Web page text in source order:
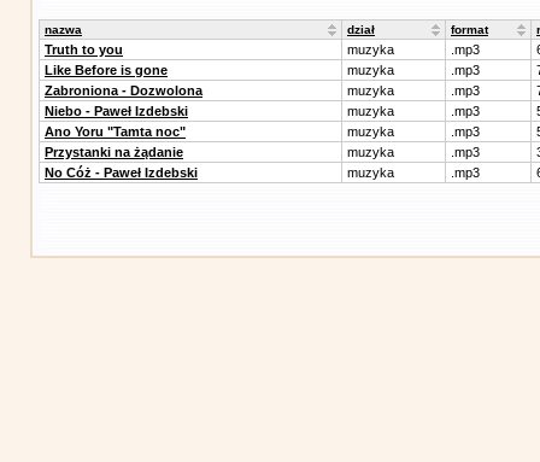
nazwa dział format
Truth to you muzyka .mp3
Like Before is gone
muzyka .mp3
Zabroniona - Dozwolona
muzyka .mp3
Niebo - Paweł Izdebski
muzyka .mp3
Ano Yoru "Tamta noc"
muzyka .mp3
Przystanki na żądanie
muzyka .mp3
No Cóż - Paweł Izdebski
muzyka .mp3